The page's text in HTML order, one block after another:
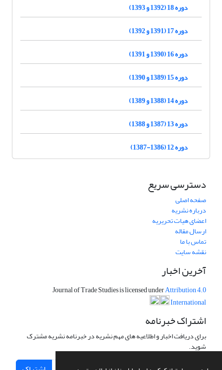
دوره 18 (1392 و 1393)
دوره 17 (1391 و 1392)
دوره 16 (1390 و 1391)
دوره 15 (1389 و 1390)
دوره 14 (1388 و 1389)
دوره 13 (1387 و 1388)
دوره 12 (1386-1387)
دسترسی سریع
صفحه اصلی
درباره نشریه
اعضای هیات تحریریه
ارسال مقاله
تماس با ما
نقشه سایت
آخرین اخبار
Journal of Trade Studies is licensed underAttribution 4.0
International
اشتراک خبرنامه
برای دریافت اخبار و اطلاعیه های مهم نشریه در خبرنامه نشریه مشترک
شوید.